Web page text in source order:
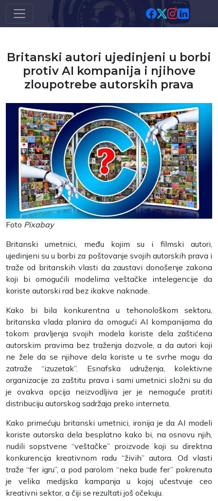
Skip to main content
Britanski autori ujedinjeni u borbi
protiv AI kompanija i njihove
zloupotrebe autorskih prava
Foto Pixabay
Britanski umetnici, među kojim su i filmski autori,
ujedinjeni su u borbi za poštovanje svojih autorskih prava i
traže od britanskih vlasti da zaustavi donošenje zakona
koji bi omogućili modelima veštačke intelegencije da
koriste autorski rad bez ikakve naknade.
Kako bi bila konkurentna u tehonološkom sektoru,
britanska vlada planira da omogući AI kompanijama da
tokom pravljenja svojih modela koriste dela zaštićena
autorskim pravima bez traženja dozvole, a da autori koji
ne žele da se njihove dela koriste u te svrhe mogu da
zatraže “izuzetak”. Esnafska udruženja, kolektivne
organizacije za zaštitu prava i sami umetnici složni su da
je ovakva opcija neizvodljiva jer je nemoguće pratiti
distribuciju autorskog sadržaja preko interneta.
Kako primećuju britanski umetnici, ironija je da AI modeli
koriste autorska dela besplatno kako bi, na osnovu njih,
nudili sopstvene “veštačke” proizvode koji su direktna
konkurencija kreativnom radu “živih” autora. Od vlasti
traže “fer igru”, a pod parolom “neka bude fer” pokrenuta
je velika medijska kampanja u kojoj učestvuje ceo
kreativni sektor, a čiji se rezultati još očekuju.